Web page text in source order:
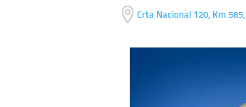
Crta Nacional 120, Km 585,